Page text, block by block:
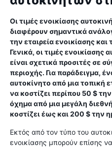
Οι τιμές ενοικίασης
διαφέρουν σημαντικά
την εταιρεία ενοικίασης και
Γενικά, οι τιμές
είναι σχετικά προσιτές σε
περιοχής. Για παράδειγμα,
αυτοκίνητο από μια τοπική
να κοστίζει περίπου 50 $
όχημα από μια μεγάλη
κοστίζει έως και 200 ​​$ την
Εκτός από τον τύπο του
ενοικίασης μπορούν επίσης